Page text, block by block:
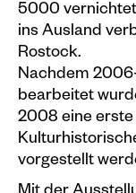
Preview
Archive
Shop
Kataloge
5000
ins Ausland
Rostock.
Nachdem
bearbeitet
2008 eine
vorgestellt